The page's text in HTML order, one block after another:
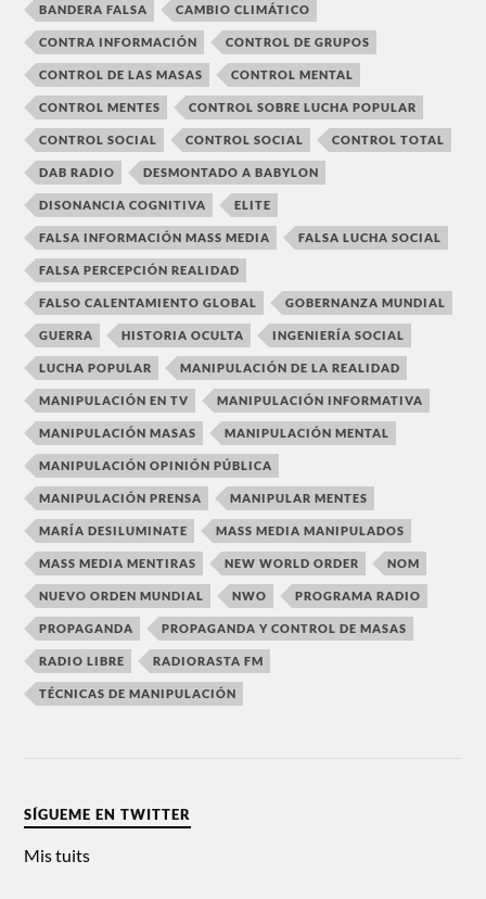
BANDERA FALSA CAMBIO CLIMÁTICO
CONTRA INFORMACIÓN CONTROL DE GRUPOS
CONTROL DE LAS MASAS CONTROL MENTAL
CONTROL MENTES CONTROL SOBRE LUCHA POPULAR
CONTROL SOCIAL CONTROL SOCIAL CONTROL TOTAL
DAB RADIO DESMONTADO A BABYLON
DISONANCIA COGNITIVA ELITE
FALSA INFORMACIÓN MASS MEDIA FALSA LUCHA SOCIAL
FALSA PERCEPCIÓN REALIDAD
FALSO CALENTAMIENTO GLOBAL GOBERNANZA MUNDIAL
GUERRA HISTORIA OCULTA INGENIERÍA SOCIAL
LUCHA POPULAR MANIPULACIÓN DE LA REALIDAD
MANIPULACIÓN EN TV MANIPULACIÓN INFORMATIVA
MANIPULACIÓN MASAS MANIPULACIÓN MENTAL
MANIPULACIÓN OPINIÓN PÚBLICA
MANIPULACIÓN PRENSA MANIPULAR MENTES
MARÍA DESILUMINATE MASS MEDIA MANIPULADOS
MASS MEDIA MENTIRAS NEW WORLD ORDER NOM
NUEVO ORDEN MUNDIAL NWO PROGRAMA RADIO
PROPAGANDA PROPAGANDA Y CONTROL DE MASAS
RADIO LIBRE RADIORASTA FM
TÉCNICAS DE MANIPULACIÓN
SÍGUEME EN TWITTER
Mis tuits